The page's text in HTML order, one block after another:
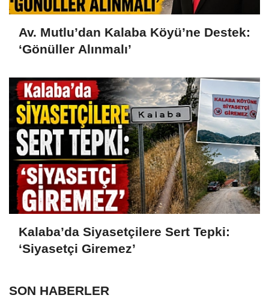
Av. Mutlu’dan Kalaba Köyü’ne Destek:
‘Gönüller Alınmalı’
Kalaba’da Siyasetçilere Sert Tepki:
‘Siyasetçi Giremez’
SON HABERLER